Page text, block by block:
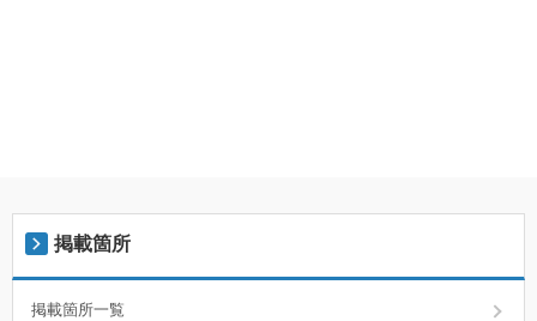
掲載箇所
掲載箇所一覧